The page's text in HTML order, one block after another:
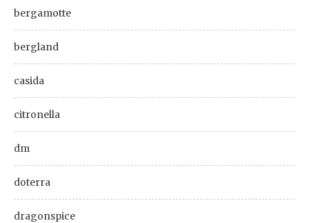
bergamotte
bergland
casida
citronella
dm
doterra
dragonspice